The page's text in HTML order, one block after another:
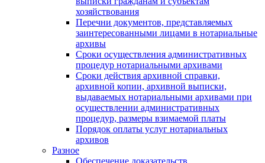
хозяйствования
Перечни документов, представляемых
заинтересованными лицами в нотариальные
архивы
Сроки осуществления административных
процедур нотариальными архивами
Сроки действия архивной справки,
архивной копии, архивной выписки,
выдаваемых нотариальными архивами при
осуществлении административных
процедур, размеры взимаемой платы
Порядок оплаты услуг нотариальных
архивов
Разное
Обеспечение доказательств